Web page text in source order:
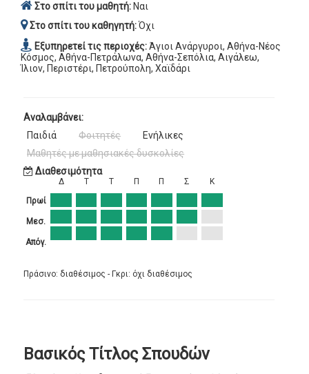
Στο σπίτι του μαθητή: Ναι
Στο σπίτι του καθηγητή:Όχι
Εξυπηρετεί τις περιοχές:Άγιοι Ανάργυροι, Αθήνα-Νέος
Κόσμος, Αθήνα-Πετράλωνα, Αθήνα-Σεπόλια, Αιγάλεω,
Ίλιον, Περιστέρι, Πετρούπολη, Χαϊδάρι
Αναλαμβάνει:
Παιδιά
Φοιτητές
Ενήλικες
Μαθητές με μαθησιακές δυσκολίες
Διαθεσιμότητα
Πρωί
Μεσ.
Απόγ.
Δ Τ Τ Π Π Σ Κ
Πράσινο: διαθέσιμος - Γκρι: όχι διαθέσιμος
Βασικός Τίτλος Σπουδών